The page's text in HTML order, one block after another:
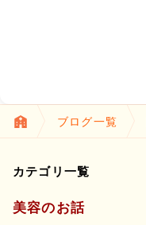
ブログ一覧
カテゴリ一覧
美容のお話